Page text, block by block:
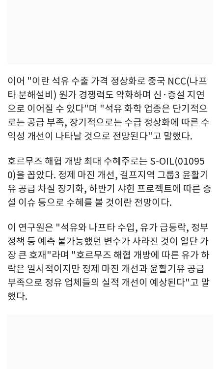
이어 "이란 석유 수출 가격 정상화로 중국 NCC(나프
타 분해설비) 원가 경쟁력도 약화하며 신·증설 지연
으로 이어질 수 있다"며 "석유 화학 업종은 단기적으
로는 공급 부족, 장기적으로는 수급 정상화에 따른 수
익성 개선이 나타날 것으로 전망된다"고 말했다.
호르무즈 해협 개방 최대 수혜주로는 S-OIL(01095
0)을 꼽았다. 정제 마진 개선, 걸프지역 그룹3 윤활기
유 공급 차질 장기화, 하반기 샤힌 프로젝트에 따른 증
설 이슈 등으로 수혜를 볼 것이란 전망이다.
이 연구원은 "석유와 나프타 수입, 유가 급등락, 정부
정책 등 예측 불가능했던 변수가 사라진 것이 일단 가
장 큰 호재"라며 "호르무즈 해협 개방에 따른 유가 하
락은 일시적이지만 정제 마진 개선과 윤활기유 공급
부족으로 정유 업체들의 실적 개선이 예상된다"고 말
했다.